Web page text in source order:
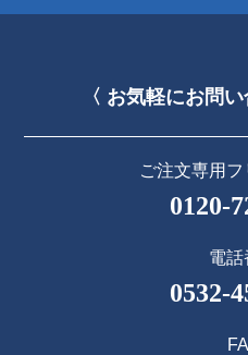
〈 お気軽にお問
ご注文専用
0120-
電話
0532-